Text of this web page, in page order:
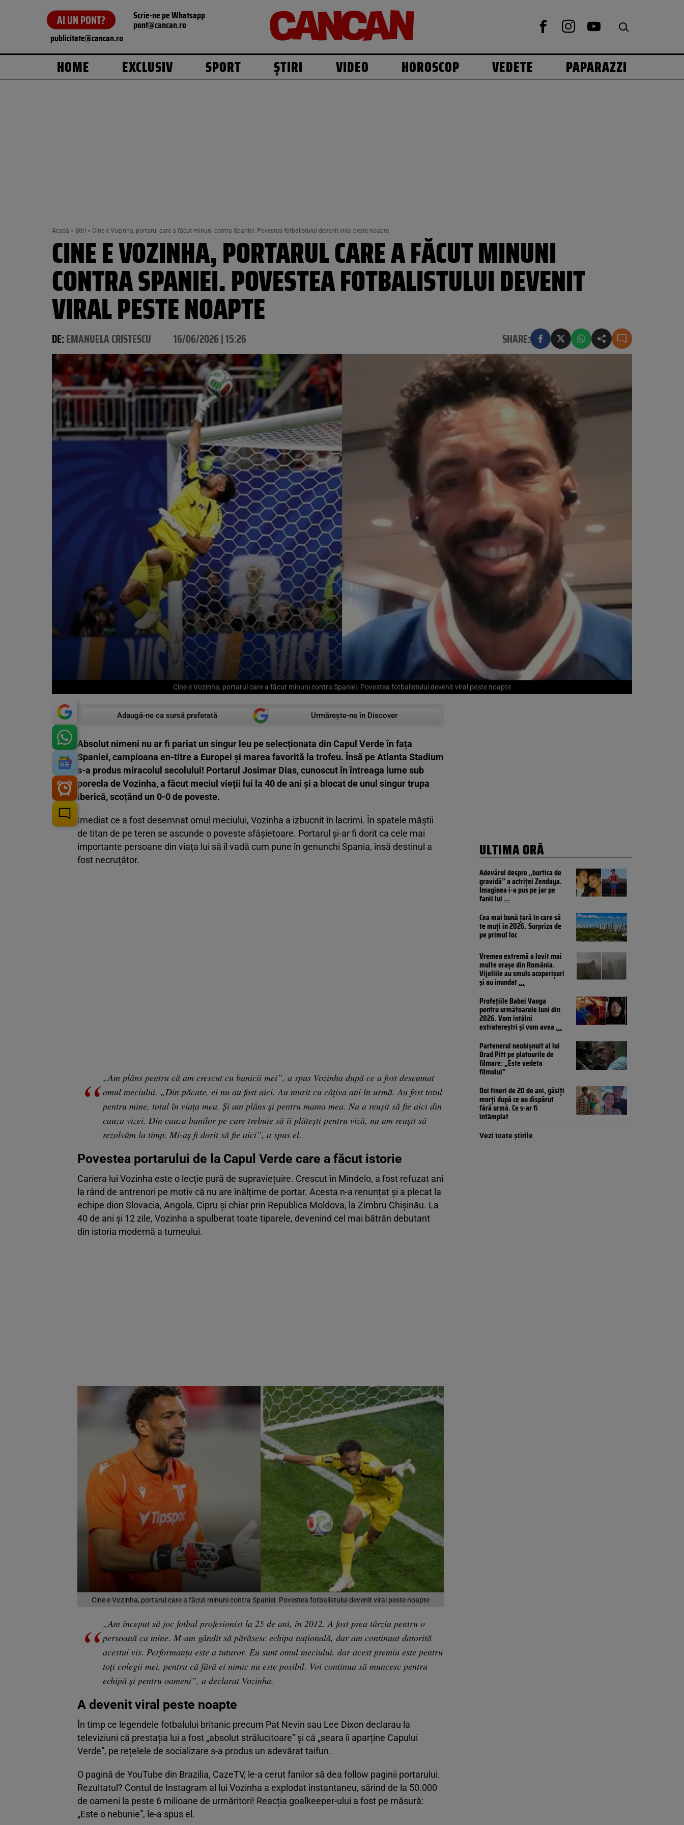
AI UN PONT? Scrie-ne pe Whatsapp
pont@cancan.ro
publicitate@cancan.ro
HOME EXCLUSIV SPORT ȘTIRI VIDEO HOROSCOP VEDETE PAPARAZZI
Acasă » Știri » Cine e Vozinha, portarul care a făcut minuni contra Spaniei. Povestea fotbalistului devenit viral peste noapte
CINE E VOZINHA, PORTARUL CARE A FĂCUT MINUNI
CONTRA SPANIEI. POVESTEA FOTBALISTULUI DEVENIT
VIRAL PESTE NOAPTE
DE:EMANUELA CRISTESCU 16/06/2026 | 15:26 SHARE:
Cine e Vozinha, portarul care a făcut minuni contra Spaniei. Povestea fotbalistului devenit viral peste noapte
Adaugă-ne ca sursă preferată Urmărește-ne în Discover
Absolut nimeni nu ar fi pariat un singur leu pe selecționata din Capul Verde în fața
Spaniei, campioana en-titre a Europei și marea favorită la trofeu. Însă pe Atlanta Stadium
s-a produs miracolul secolului! Portarul Josimar Dias, cunoscut în întreaga lume sub
porecla de Vozinha, a făcut meciul vieții lui la 40 de ani și a blocat de unul singur trupa
iberică, scoțând un 0-0 de poveste.
Imediat ce a fost desemnat omul meciului, Vozinha a izbucnit în lacrimi. În spatele măștii
de titan de pe teren se ascunde o poveste sfâșietoare. Portarul și-ar fi dorit ca cele mai
importante persoane din viața lui să îl vadă cum pune în genunchi Spania, însă destinul a
fost necruțător.
„Am plâns pentru că am crescut cu bunicii mei”, a spus Vozinha după ce a fost desemnat
omul meciului. „Din păcate, ei nu au fost aici. Au murit cu câțiva ani în urmă. Au fost totul
pentru mine, totul în viața mea. Și am plâns și pentru mama mea. Nu a reușit să fie aici din
cauza vizei. Din cauza banilor pe care trebuie să îi plătești pentru viză, nu am reușit să
rezolvăm la timp. Mi-aș fi dorit să fie aici”, a spus el.
Povestea portarului de la Capul Verde care a făcut istorie
Cariera lui Vozinha este o lecție pură de supraviețuire. Crescut în Mindelo, a fost refuzat ani
la rând de antrenori pe motiv că nu are înălțime de portar. Acesta n-a renunțat și a plecat la
echipe dion Slovacia, Angola, Cipru și chiar prin Republica Moldova, la Zimbru Chișinău. La
40 de ani și 12 zile, Vozinha a spulberat toate tiparele, devenind cel mai bătrân debutant
din istoria modernă a turneului.
Cine e Vozinha, portarul care a făcut minuni contra Spaniei. Povestea fotbalistului devenit viral peste noapte
„Am început să joc fotbal profesionist la 25 de ani, în 2012. A fost prea târziu pentru o
persoană ca mine. M-am gândit să părăsesc echipa națională, dar am continuat datorită
acestui vis. Performanța este a tuturor. Eu sunt omul meciului, dar acest premiu este pentru
toți colegii mei, pentru că fără ei nimic nu este posibil. Voi continua să muncesc pentru
echipă și pentru oameni”, a declarat Vozinha.
A devenit viral peste noapte
În timp ce legendele fotbalului britanic precum Pat Nevin sau Lee Dixon declarau la
televiziuni că prestația lui a fost „absolut strălucitoare” și că „seara îi aparține Capului
Verde”, pe rețelele de socializare s-a produs un adevărat taifun.
O pagină de YouTube din Brazilia, CazeTV, le-a cerut fanilor să dea follow paginii portarului.
Rezultatul? Contul de Instagram al lui Vozinha a explodat instantaneu, sărind de la 50.000
de oameni la peste 6 milioane de urmăritori! Reacția goalkeeper-ului a fost pe măsură:
„Este o nebunie”, le-a spus el.
ULTIMA ORĂ
Adevărul despre „burtica de
gravidă” a actriței Zendaya.
Imaginea i-a pus pe jar pe
fanii lui...
Cea mai bună țară în care să
te muți în 2026. Surpriza de
pe primul loc
Vremea extremă a lovit mai
multe orașe din România.
Vijeliile au smuls acoperișuri
și au inundat...
Profețiile Babei Vanga
pentru următoarele luni din
2026. Vom întâlni
extratereștri și vom avea...
Partenerul neobișnuit al lui
Brad Pitt pe platourile de
filmare: „Este vedeta
filmului”
Doi tineri de 20 de ani, găsiți
morți după ce au dispărut
fără urmă. Ce s-ar fi
întâmplat
Vezi toate știrile